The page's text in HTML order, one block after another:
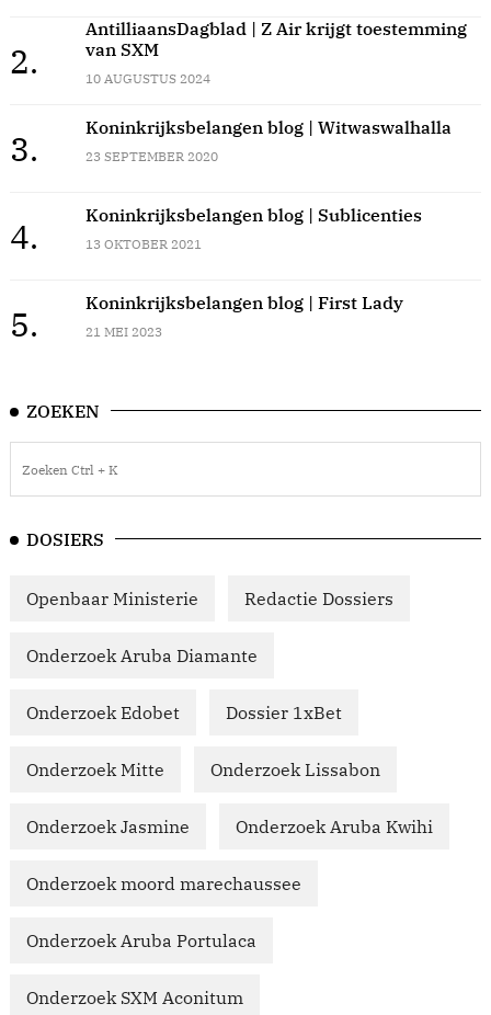
2.
AntilliaansDagblad | Z Air krijgt toestemming
van SXM
10 AUGUSTUS 2024
3.
Koninkrijksbelangen blog | Witwaswalhalla
23 SEPTEMBER 2020
4.
Koninkrijksbelangen blog | Sublicenties
13 OKTOBER 2021
5.
Koninkrijksbelangen blog | First Lady
21 MEI 2023
ZOEKEN
DOSIERS
Openbaar Ministerie Redactie Dossiers
Onderzoek Aruba Diamante
Onderzoek Edobet Dossier 1xBet
Onderzoek Mitte Onderzoek Lissabon
Onderzoek Jasmine Onderzoek Aruba Kwihi
Onderzoek moord marechaussee
Onderzoek Aruba Portulaca
Onderzoek SXM Aconitum